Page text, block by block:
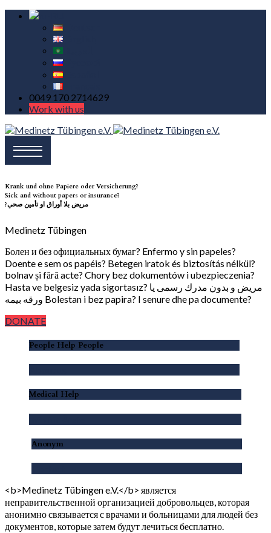
0049 170 2714629
Work with us
Krank und ohne Papiere oder Versicherung?
Sick and without papers or insurance?
?مريض بلا أوراق او تأمين صحي
Medinetz Tübingen
Болен и без официальных бумаг? Enfermo y sin papeles?
Doente e sem os papéis? Betegen iratok és biztosítás nélkül?
bolnav și fără acte? Chory bez dokumentów i ubezpieczenia?
Hasta ve belgesiz yada sigortasız? مريض و بدون مدرك رسمى يا
ورقه بيمه Bolestan i bez papira? I senure dhe pa documente?
DONATE
People Help People
Medical Help
Anonym
<b>Medinetz Tübingen e.V.</b> является
неправительственной организацией добровольцев, которая
анонимно связывается с врачами и больницами для людей без
документов, которые затем будут лечиться бесплатно.